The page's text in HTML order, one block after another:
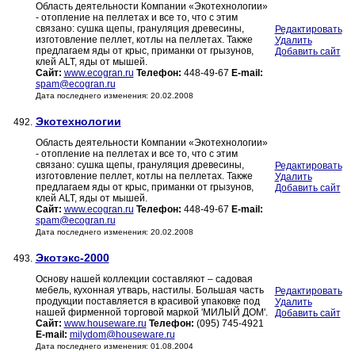
Область деятельности Компании «Экотехнологии»
- отопление на пеллетах и все то, что с этим
связано: сушка щепы, грануляция древесины,
изготовление пеллет, котлы на пеллетах. Также
предлагаем яды от крыс, приманки от грызунов,
клей ALT, яды от мышей.
Сайт: www.ecogran.ru Телефон: 448-49-67 E-mail:
spam@ecogran.ru
Дата последнего изменения: 20.02.2008
Редактировать
Удалить
Добавить сайт
492. Экотехнологии
Область деятельности Компании «Экотехнологии»
- отопление на пеллетах и все то, что с этим
связано: сушка щепы, грануляция древесины,
изготовление пеллет, котлы на пеллетах. Также
предлагаем яды от крыс, приманки от грызунов,
клей ALT, яды от мышей.
Сайт: www.ecogran.ru Телефон: 448-49-67 E-mail:
spam@ecogran.ru
Дата последнего изменения: 20.02.2008
Редактировать
Удалить
Добавить сайт
493. Экотэкс-2000
Основу нашей коллекции составляют – садовая
мебель, кухонная утварь, настилы. Большая часть
продукции поставляется в красивой упаковке под
нашей фирменной торговой маркой 'МИЛЫЙ ДОМ'.
Сайт: www.houseware.ru Телефон: (095) 745-4921
E-mail: milydom@houseware.ru
Дата последнего изменения: 01.08.2004
Редактировать
Удалить
Добавить сайт